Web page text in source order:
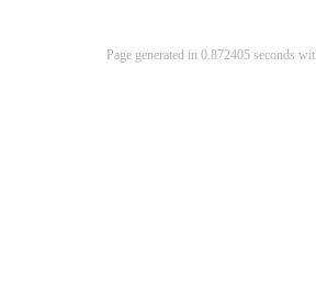
Page generated in 0.872405 seconds